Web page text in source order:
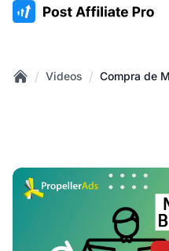
:site.title
/ Videos / Compra de